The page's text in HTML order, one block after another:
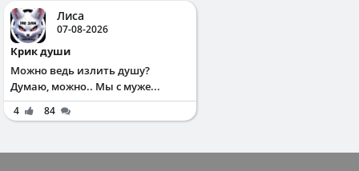
Лиса
07-08-2026
Крик души
Можно ведь излить душу?
Думаю, можно.. Мы с муже...
4 84